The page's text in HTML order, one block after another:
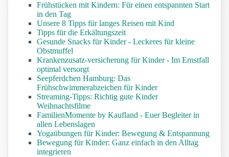
Frühstücken mit Kindern: Für einen entspannten Start
in den Tag
Unsere 8 Tipps für langes Reisen mit Kind
Tipps für die Erkältungszeit
Gesunde Snacks für Kinder - Leckeres für kleine
Obstmuffel
Krankenzusatz-versicherung für Kinder - Im Ernstfall
optimal versorgt
Seepferdchen Hamburg: Das
Frühschwimmerabzeichen für Kinder
Streaming-Tipps: Richtig gute Kinder
Weihnachtsfilme
FamilienMomente by Kaufland - Euer Begleiter in
allen Lebenslagen
Yogaübungen für Kinder: Bewegung & Entspannung
Bewegung für Kinder: Ganz einfach in den Alltag
integrieren